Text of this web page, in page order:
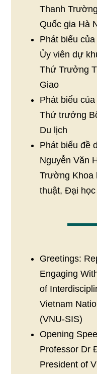
Thanh
Quốc gia Hà
Phát biểu
Ủy viên dự
Thứ Trưởng
Giao
Phát biểu
Thứ trưởng
Du lịch
Phát biểu đề
Nguyễn Văn
Trường Khoa
thuật, Đại
Greetings:
Engaging
of
Vietnam
(VNU-SIS)
Opening
Professor Dr
President of